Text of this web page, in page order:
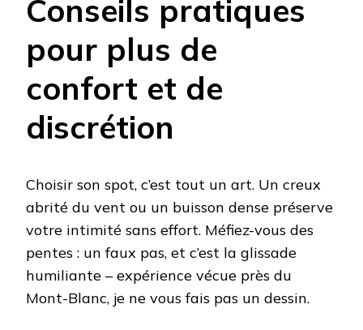
Conseils pratiques
pour plus de
confort et de
discrétion
Choisir son spot, c’est tout un art. Un creux
abrité du vent ou un buisson dense préserve
votre intimité sans effort. Méfiez-vous des
pentes : un faux pas, et c’est la glissade
humiliante – expérience vécue près du
Mont-Blanc, je ne vous fais pas un dessin.